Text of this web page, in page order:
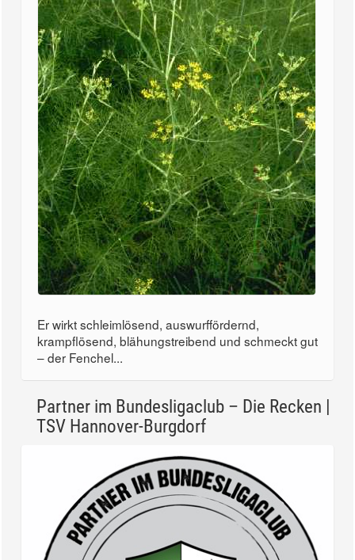
Er wirkt schleimlösend, auswurffördernd,
krampflösend, blähungstreibend und schmeckt gut
– der Fenchel...
Partner im Bundesligaclub – Die Recken |
TSV Hannover-Burgdorf